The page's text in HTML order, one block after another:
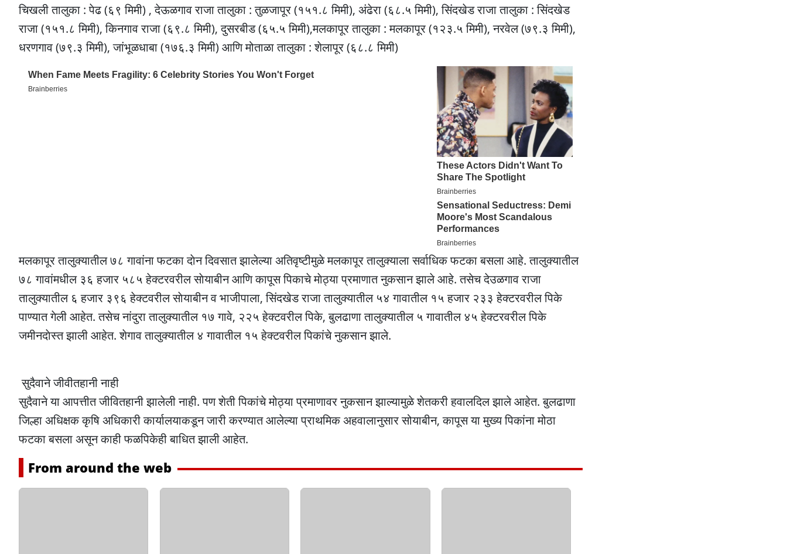
चिखली तालुका : पेढ (६९ मिमी) , देऊळगाव राजा तालुका : तुळजापूर (१५१.८ मिमी), अंढेरा (६८.५ मिमी), सिंदखेड राजा तालुका : सिंदखेड
राजा (१५१.८ मिमी), किनगाव राजा (६९.८ मिमी), दुसरबीड (६५.५ मिमी),मलकापूर तालुका : मलकापूर (१२३.५ मिमी), नरवेल (७९.३ मिमी),
धरणगाव (७९.३ मिमी), जांभूळधाबा (१७६.३ मिमी) आणि मोताळा तालुका : शेलापूर (६८.८ मिमी)
मलकापूर तालुक्यातील ७८ गावांना फटका दाेन दिवसात झालेल्या अतिवृष्टीमुळे मलकापूर तालुक्याला सर्वाधिक फटका बसला आहे. तालुक्यातील
७८ गावांमधील ३६ हजार ५८५ हेक्टरवरील साेयाबीन आणि कापूस पिकाचे माेठ्या प्रमाणात नुकसान झाले आहे. तसेच देउळगाव राजा
तालुक्यातील ६ हजार ३९६ हेक्टवरील साेयाबीन व भाजीपाला, सिंदखेड राजा तालुक्यातील ५४ गावातील १५ हजार २३३ हेक्टरवरील पिके
पाण्यात गेली आहेत. तसेच नांदुरा तालुक्यातील १७ गावे, २२५ हेक्टवरील पिके, बुलढाणा तालुक्यातील ५ गावातील ४५ हेक्टरवरील पिके
जमीनदाेस्त झाली आहेत. शेगाव तालुक्यातील ४ गावातील १५ हेक्टवरील पिकांचे नुकसान झाले.
सुदैवाने जीवीतहानी नाही
सुदैवाने या आपत्तीत जीवितहानी झालेली नाही. पण शेती पिकांचे मोठ्या प्रमाणावर नुकसान झाल्यामुळे शेतकरी हवालदिल झाले आहेत. बुलढाणा
जिल्हा अधिक्षक कृषि अधिकारी कार्यालयाकडून जारी करण्यात आलेल्या प्राथमिक अहवालानुसार सोयाबीन, कापूस या मुख्य पिकांना मोठा
फटका बसला असून काही फळपिकेही बाधित झाली आहेत.
From around the web